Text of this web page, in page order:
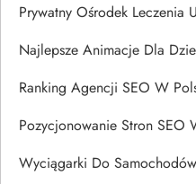
Prywatny Ośrodek Leczenia
Najlepsze Animacje Dla
Ranking Agencji SEO W
Pozycjonowanie Stron SEO
Wyciągarki Do Samochodów